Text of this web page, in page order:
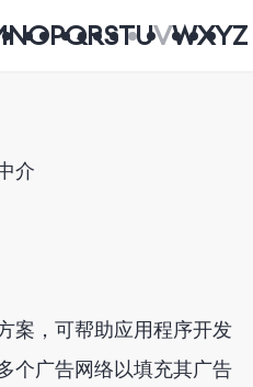
NOPQRSTUVWXYZ
介
案，可帮助应用程序开发
个广告网络以填充其广告